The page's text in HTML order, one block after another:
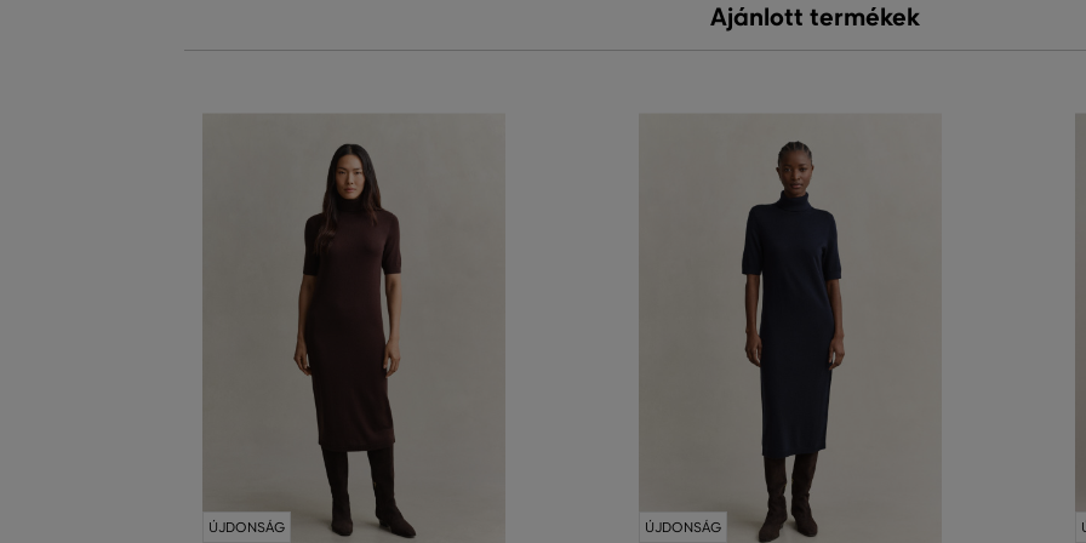
Ajánlott termékek
ÚJDONSÁG ÚJDONSÁG